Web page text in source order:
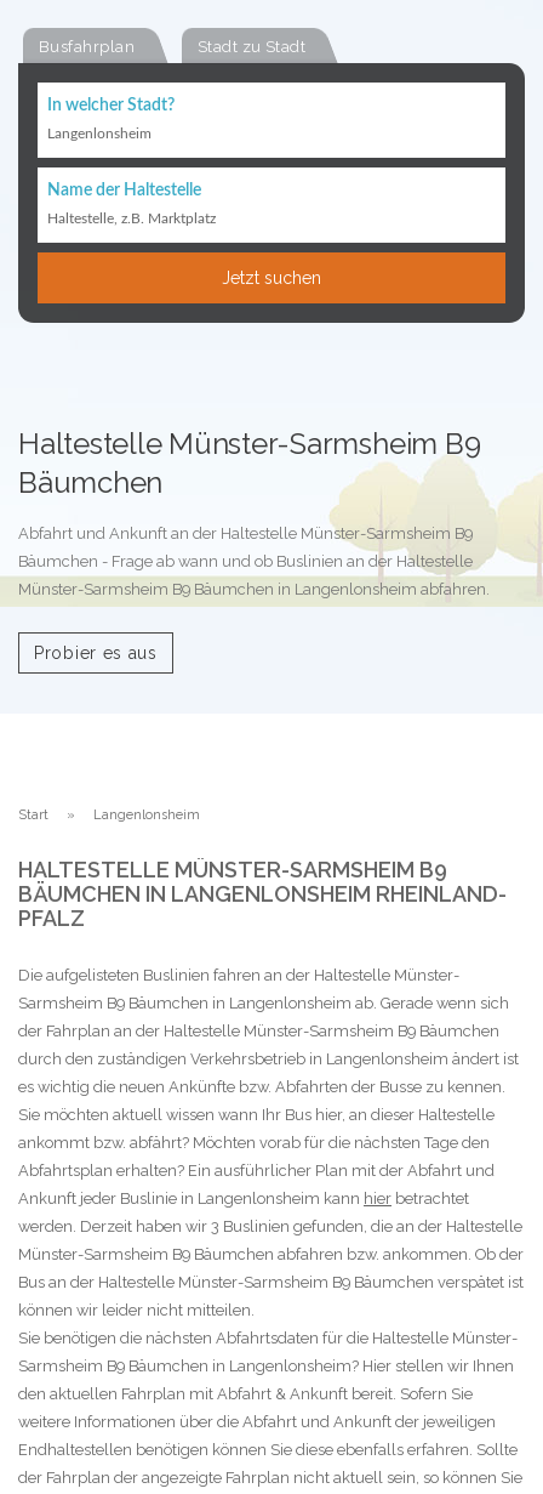
Busfahrplan Stadt zu Stadt
In welcher Stadt?
Langenlonsheim
Name der Haltestelle
Haltestelle, z.B. Marktplatz
Jetzt suchen
Haltestelle Münster-Sarmsheim B9
Bäumchen
Abfahrt und Ankunft an der Haltestelle Münster-Sarmsheim B9
Bäumchen - Frage ab wann und ob Buslinien an der Haltestelle
Münster-Sarmsheim B9 Bäumchen in Langenlonsheim abfahren.
Probier es aus
Start Langenlonsheim
HALTESTELLE MÜNSTER-SARMSHEIM B9
BÄUMCHEN IN LANGENLONSHEIM RHEINLAND-
PFALZ
Die aufgelisteten Buslinien fahren an der Haltestelle Münster-
Sarmsheim B9 Bäumchen in Langenlonsheim ab. Gerade wenn sich
der Fahrplan an der Haltestelle Münster-Sarmsheim B9 Bäumchen
durch den zuständigen Verkehrsbetrieb in Langenlonsheim ändert ist
es wichtig die neuen Ankünfte bzw. Abfahrten der Busse zu kennen.
Sie möchten aktuell wissen wann Ihr Bus hier, an dieser Haltestelle
ankommt bzw. abfährt? Möchten vorab für die nächsten Tage den
Abfahrtsplan erhalten? Ein ausführlicher Plan mit der Abfahrt und
Ankunft jeder Buslinie in Langenlonsheim kann hier betrachtet
werden. Derzeit haben wir 3 Buslinien gefunden, die an der Haltestelle
Münster-Sarmsheim B9 Bäumchen abfahren bzw. ankommen. Ob der
Bus an der Haltestelle Münster-Sarmsheim B9 Bäumchen verspätet ist
können wir leider nicht mitteilen.
Sie benötigen die nächsten Abfahrtsdaten für die Haltestelle Münster-
Sarmsheim B9 Bäumchen in Langenlonsheim? Hier stellen wir Ihnen
den aktuellen Fahrplan mit Abfahrt & Ankunft bereit. Sofern Sie
weitere Informationen über die Abfahrt und Ankunft der jeweiligen
Endhaltestellen benötigen können Sie diese ebenfalls erfahren. Sollte
der Fahrplan der angezeigte Fahrplan nicht aktuell sein, so können Sie